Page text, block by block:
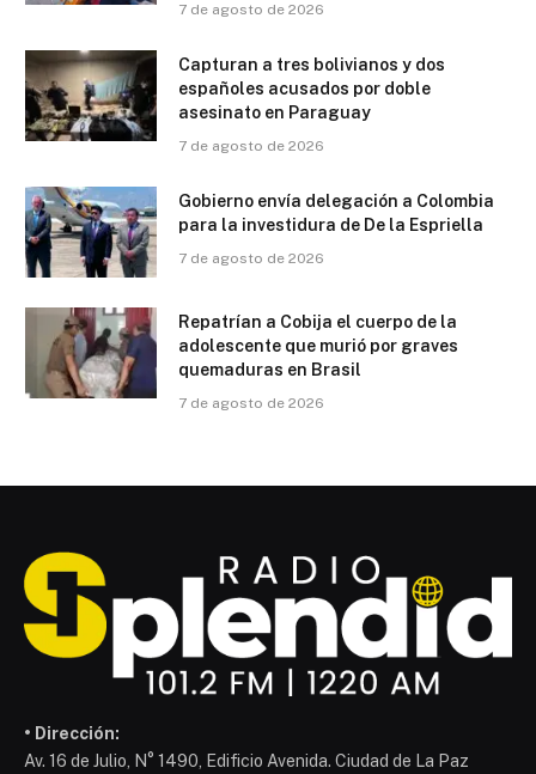
7 de agosto de 2026
Capturan a tres bolivianos y dos
españoles acusados por doble
asesinato en Paraguay
7 de agosto de 2026
Gobierno envía delegación a Colombia
para la investidura de De la Espriella
7 de agosto de 2026
Repatrían a Cobija el cuerpo de la
adolescente que murió por graves
quemaduras en Brasil
7 de agosto de 2026
• Dirección:
Av. 16 de Julio, N° 1490, Edificio Avenida. Ciudad de La Paz